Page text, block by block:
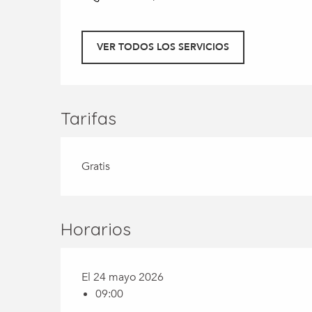
VER TODOS LOS SERVICIOS
Tarifas
Gratis
Horarios
El 24 mayo 2026
09:00